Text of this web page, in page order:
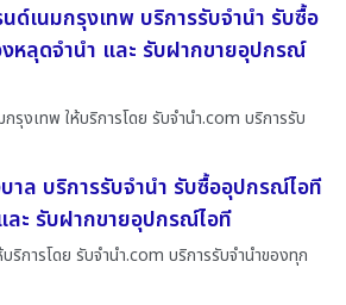
นด์เนมกรุงเทพ บริการรับจำนำ รับซื้อ
หลุดจำนำ และ รับฝากขายอุปกรณ์
กรุงเทพ ให้บริการโดย รับจํานํา.com บริการรับ
าล บริการรับจำนำ รับซื้ออุปกรณ์ไอที
ละ รับฝากขายอุปกรณ์ไอที
ริการโดย รับจํานํา.com บริการรับจำนำของทุก